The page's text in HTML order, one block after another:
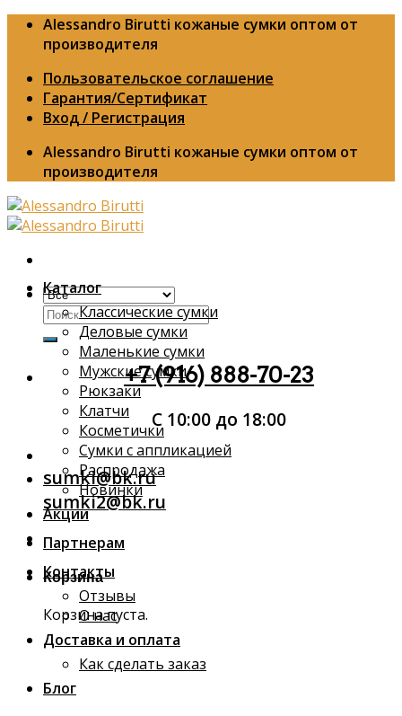
Skip Alessandro Birutti кожаные сумки оптом от
производителя
Пользовательское соглашение
Гарантия/Сертификат
Вход / Регистрация
Alessandro Birutti кожаные сумки оптом от
производителя
Искать:
+7 (916) 888-70-23
С 10:00 до 18:00
sumki@bk.ru
sumki2@bk.ru
Корзина
Корзина пуста.
Каталог
Классические сумки
Деловые сумки
Маленькие сумки
Мужские сумки
Рюкзаки
Клатчи
Косметички
Сумки с аппликацией
Распродажа
Новинки
Акции
Партнерам
Контакты
Отзывы
О нас
Доставка и оплата
Как сделать заказ
Блог